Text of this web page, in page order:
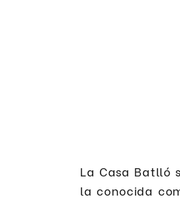
La Casa Batlló
la conocida